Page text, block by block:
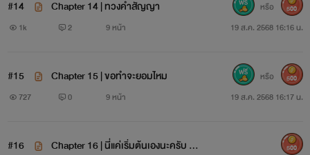
#14 Chapter 14 | ทวงคำสัญญา
1k 2 9 หน้า 19 ส.ค. 2568 16:16 น.
หรือ 500
#15 Chapter 15 | ขอทำจะยอมไหม
727 0 9 หน้า 19 ส.ค. 2568 16:17 น.
หรือ 500
#16
Chapter 16 | นี่แค่เริ่มต้นเองนะครับ NC
500